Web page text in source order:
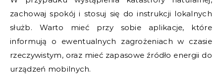
zachowaj spokój i stosuj się do instrukcji lokalnych
służb. Warto mieć przy sobie aplikacje, które
informują o ewentualnych zagrożeniach w czasie
rzeczywistym, oraz mieć zapasowe źródło energii do
urządzeń mobilnych.